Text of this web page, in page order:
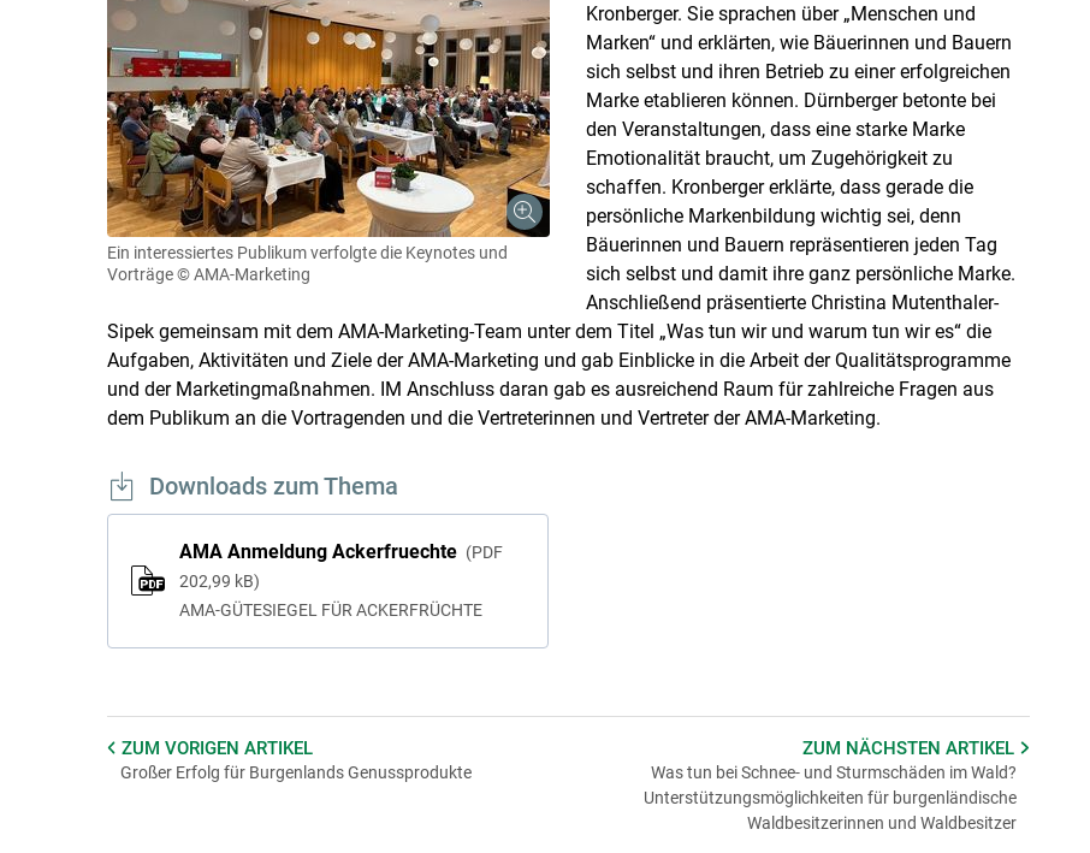
Ein interessiertes Publikum verfolgte die Keynotes und
Vorträge © AMA-Marketing
Kronberger. Sie sprachen über „Menschen und
Marken“ und erklärten, wie Bäuerinnen und Bauern
sich selbst und ihren Betrieb zu einer erfolgreichen
Marke etablieren können. Dürnberger betonte bei
den Veranstaltungen, dass eine starke Marke
Emotionalität braucht, um Zugehörigkeit zu
schaffen. Kronberger erklärte, dass gerade die
persönliche Markenbildung wichtig sei, denn
Bäuerinnen und Bauern repräsentieren jeden Tag
sich selbst und damit ihre ganz persönliche Marke.
Anschließend präsentierte Christina Mutenthaler-
Sipek gemeinsam mit dem AMA-Marketing-Team unter dem Titel „Was tun wir und warum tun wir es“ die
Aufgaben, Aktivitäten und Ziele der AMA-Marketing und gab Einblicke in die Arbeit der Qualitätsprogramme
und der Marketingmaßnahmen. IM Anschluss daran gab es ausreichend Raum für zahlreiche Fragen aus
dem Publikum an die Vortragenden und die Vertreterinnen und Vertreter der AMA-Marketing.
Downloads zum Thema
AMA Anmeldung Ackerfruechte
PDF
202,99 kB
AMA-GÜTESIEGEL FÜR ACKERFRÜCHTE
ZUM VORIGEN ARTIKEL
Großer Erfolg für Burgenlands Genussprodukte
ZUM NÄCHSTENARTIKEL
Was tun bei Schnee- und Sturmschäden im Wald?
Unterstützungsmöglichkeiten für burgenländische
Waldbesitzerinnen und Waldbesitzer